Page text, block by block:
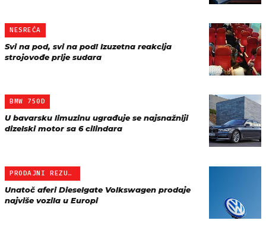
NESREĆA
Svi na pod, svi na pod! Izuzetna reakcija
strojovođe prije sudara
BMW 750D
U bavarsku limuzinu ugrađuje se najsnažniji
dizelski motor sa 6 cilindara
PRODAJNI REZULTATI
Unatoč aferi Dieselgate Volkswagen prodaje
najviše vozila u Europi